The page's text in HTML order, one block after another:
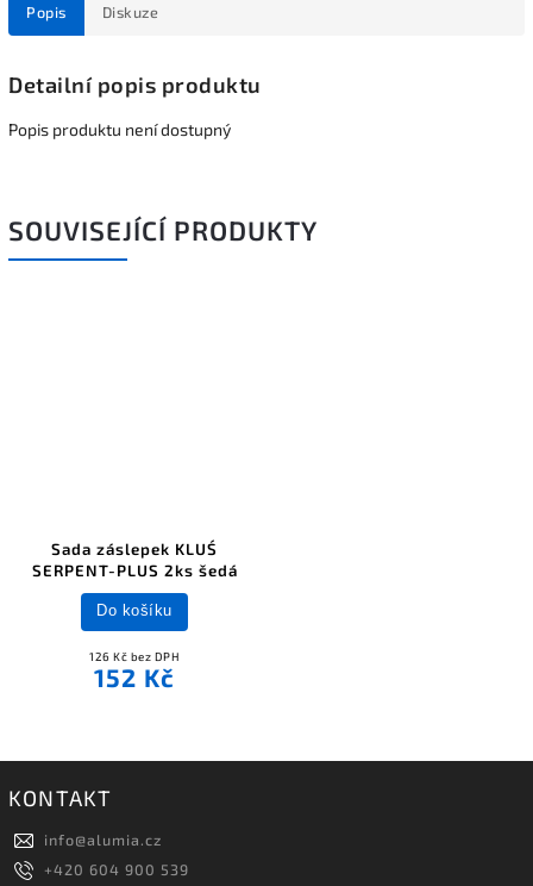
Popis Diskuze
Detailní popis produktu
Popis produktu není dostupný
SOUVISEJÍCÍ PRODUKTY
Sada záslepek KLUŚ
SERPENT-PLUS 2ks šedá
126 Kč bez DPH
152 Kč
Do košíku
KONTAKT
info@alumia.cz
+420 604 900 539